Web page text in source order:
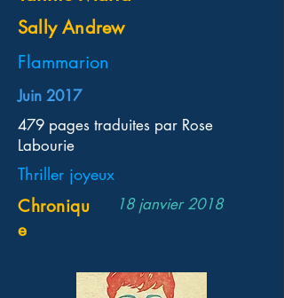
Sally Andrew
Flammarion
Juin 2017
479 pages traduites par Rose
Labourie
Thriller joyeux
Chroniqu
e
18 janvier 2018